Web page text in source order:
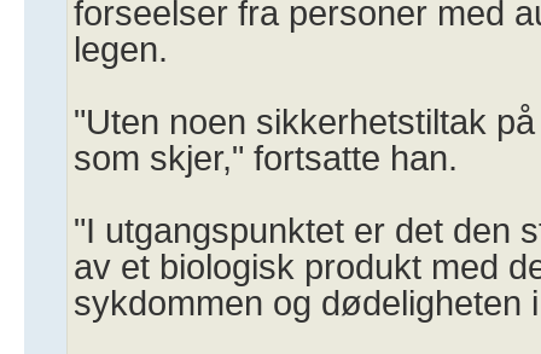
forseelser fra personer med
legen.
"Uten noen sikkerhetstiltak
som skjer," fortsatte han.
"I utgangspunktet er det den
av et biologisk produkt med
sykdommen og dødeligheten